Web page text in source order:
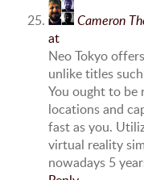
Cameron
at
Neo Tokyo
unlike titles
You ought to be
locations and
fast as you.
virtual reality
nowadays 5